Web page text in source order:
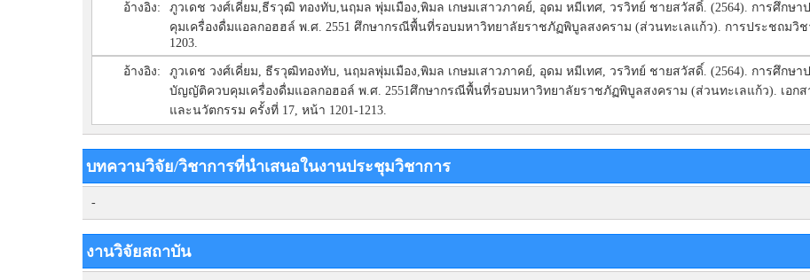
อ้างอิง:
ภูวเดช วงศ์เคี่ยม,ธีรวุฒิ ทองทับ,นฤมล พุ่มเมือง,พิมล เกษมเสาวภาคย์, อุดม หมีเทศ, วรวิทย์ ชายสวัสดิ์. (2564). การศึกษ
คุมเครื่องดื่มแอลกอฮฮล์ พ.ศ. 2551 ศึกษากรณีพื้นที่รอบมหาวิทยาลัยราชภัฏพิบูลสงคราม (ส่วนทะเลแก้ว). การประชถมวิช
1203.
อ้างอิง:
ภูวเดช วงศ์เคี่ยม, ธีรวุฒิทองทับ, นฤมลพุ่มเมือง,พิมล เกษมเสาวภาคย์, อุดม หมีเทศ, วรวิทย์ ชายสวัสดิ์. (2564). การศึกษ
บัญญัติควบคุมเครื่องดื่มแอลกอฮอล์ พ.ศ. 2551ศึกษากรณีพื้นที่รอบมหาวิทยาลัยราชภัฏพิบูลสงคราม (ส่วนทะเลแก้ว). เอก
และนวัตกรรม ครั้งที่ 17, หน้า 1201-1213.
บทความวิจัย/วิชาการที่นำเสนอในงานประชุมวิชาการ
-
งานวิจัยสถาบัน